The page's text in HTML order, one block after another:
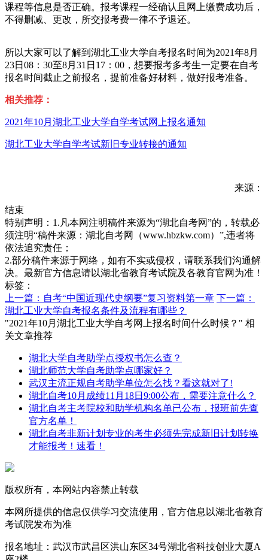
课程等信息是否正确。报考课程一经确认且网上缴费成功后，
不得删减、更改，所交报考费一律不予退还。
所以大家可以了解到湖北工业大学自考报名时间为2021年8月
23日08：30至8月31日17：00，想要报考多考生一定要在自考
报名时间截止之前报名，提前准备好材料，做好报考准备。
相关推荐：
2021年10月湖北工业大学自学考试网上报名通知
湖北工业大学自学考试新旧专业转接的通知
来源：
结束
特别声明：1.凡本网注明稿件来源为“湖北自考网”的，转载必
须注明“稿件来源：湖北自考网（www.hbzkw.com）”,违者将
依法追究责任；
2.部分稿件来源于网络，如有不实或侵权，请联系我们沟通解
决。最新官方信息请以湖北省教育考试院及各教育官网为准！
标签：
上一篇：自考“中国近现代史纲要”复习资料第一章 下一篇：
湖北工业大学自考报名条件及流程有哪些？
"2021年10月湖北工业大学自考网上报名时间什么时候？" 相
关文章推荐
湖北大学自考助学点授权书怎么查？
湖北师范大学自考助学点哪家好？
武汉主流正规自考助学单位怎么找？看这就对了!
湖北自考10月成绩11月18日9:00公布，需要注意什么？
湖北自考主考院校和助学机构名单已公布，报班前先查
官方名单！
湖北自考非新计划专业的考生必须先完成新旧计划转换
才能报考！速看！
版权所有，本网站内容禁止转载
本网所提供的信息仅供学习交流使用，官方信息以湖北省教育
考试院发布为准
报名地址：武汉市武昌区洪山东区34号湖北省科技创业大厦A